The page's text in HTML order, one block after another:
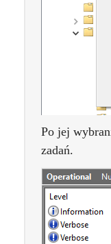
Po jej
zadań.